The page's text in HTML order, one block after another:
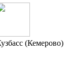
(Кемерово)